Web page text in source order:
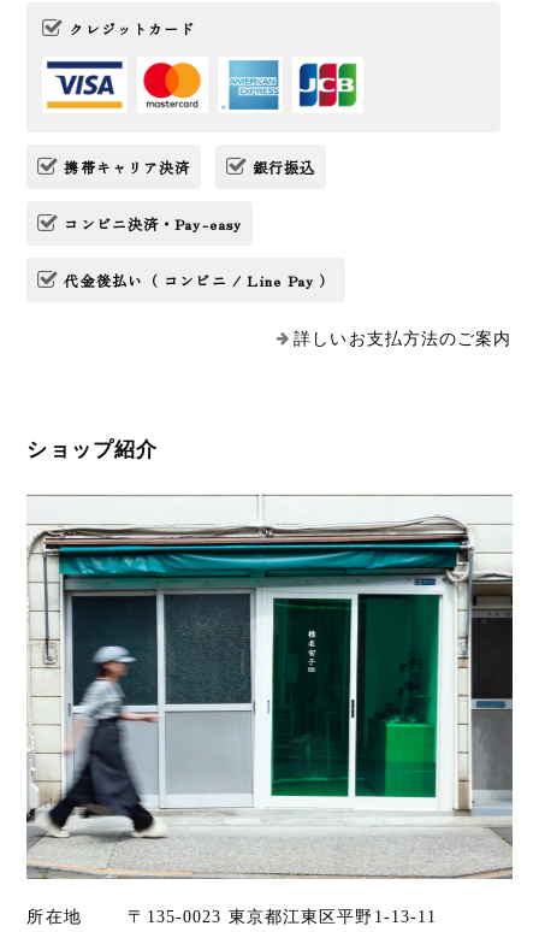
す。 隅田川の水面に映る花火大会を
イメージして制作しております。贈
り物として喜んでいただける事を祈
2022/05/18
非常に細やかな美しい装飾で、アラベスク模様を思い起こさせ
16面の32面磨きをした逸品です。底
面の模様がお酒を入れると反射し、
初めて「完成」する使って楽しい江
戸切子です。是非、冷酒などでお楽
しみください！
祖父への贈り物として名入れ頂きました。綺麗な仕上がりで、
大変喜ばれました。ありがとうございました。
この度はありがとうございます！お
クレジットカード
携帯キャリア決済 銀行振込
コンビニ決済・Pay-easy
代金後払い（ コンビニ / Line Pay ）
詳しいお支払方法のご案内
ショップ紹介
所在地
〒135-0023 東京都江東区平野1-13-11